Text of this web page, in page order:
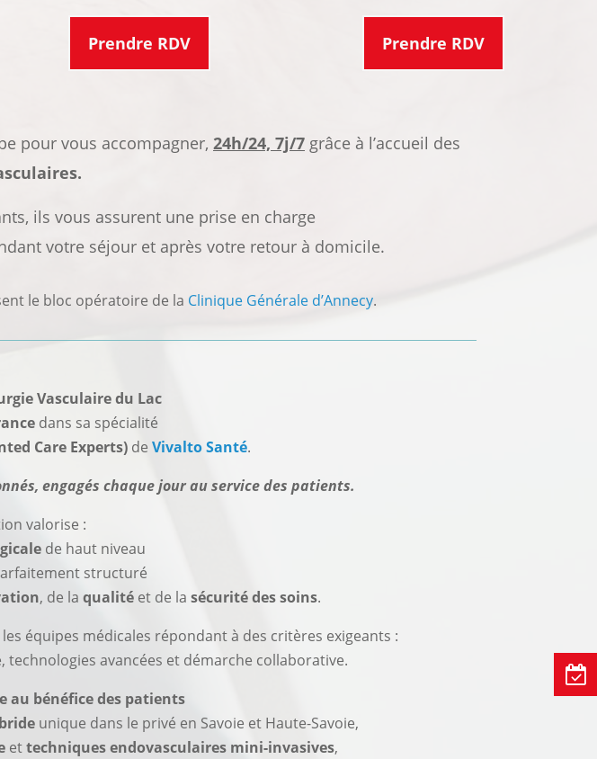
Prendre RDV Prendre RDV
pour vous accompagner, 24h/24, 7j/7 grâce à l’accueil des
ils vous assurent une prise en charge
votre séjour et après votre retour à domicile.
le bloc opératoire de la Clinique Générale d’Annecy.
Vasculaire du Lac
dans sa spécialité
Care Experts) de Vivalto Santé.
engagés chaque jour au service des patients.
valorise :
de haut niveau
structuré
, de la qualité et de la sécurité des soins.
équipes médicales répondant à des critères exigeants :
avancées et démarche collaborative.
au bénéfice des patients
unique dans le privé en Savoie et Haute-Savoie,
ettechniques endovasculaires mini-invasives,